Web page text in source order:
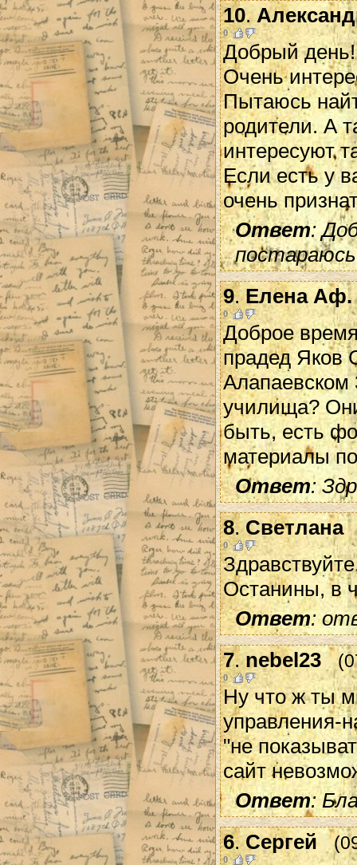
10.
0
Добрый день!
Очень
Пытаюсь
родители. А
интересуют
Если есть у
очень
Ответ:
9. Елена
0
Доброе
прадед Яков
Алапаевском
училища?
быть, есть
материалы
Ответ:
8. Светлана
0
Останины, в
Ответ:
7. nebel23
0
Ну что ж ты
управления-
"не
сайт
Ответ:
6. Сергей
0